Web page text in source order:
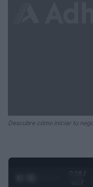
Descubre cómo iniciar tu
0:28 /